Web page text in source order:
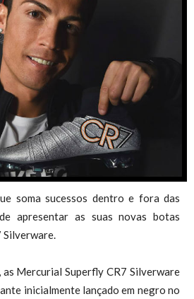
soma sucessos dentro e fora das
apresentar as suas novas botas
Silverware.
Mercurial Superfly CR7 Silverware
inicialmente lançado em negro no